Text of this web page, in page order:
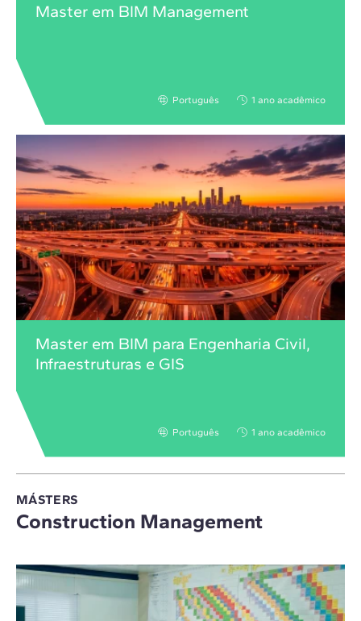
Master em BIM Management
Português 1 ano acadêmico
Master em BIM para Engenharia Civil,
Infraestruturas e GIS
Português 1 ano acadêmico
MÁSTERS
Construction Management